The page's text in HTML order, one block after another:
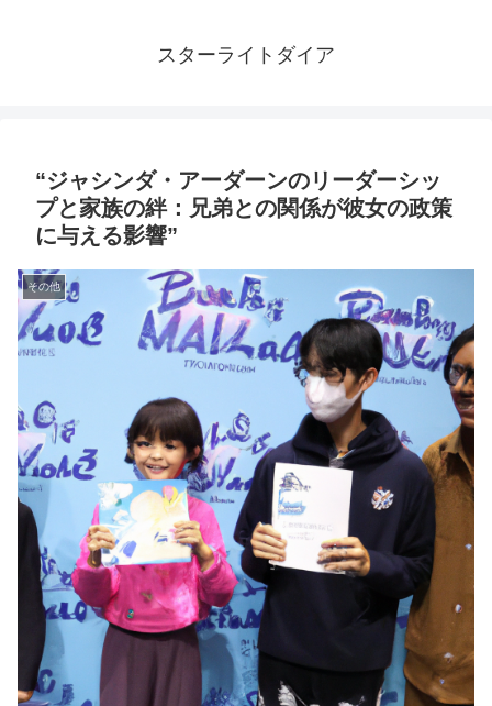
スターライトダイア
“ジャシンダ・アーダーンのリーダーシッ
プと家族の絆：兄弟との関係が彼女の政策
に与える影響”
その他